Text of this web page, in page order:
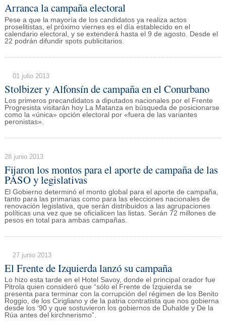
Arranca la campaña electoral
Pese a que la mayoría de los candidatos ya realiza actos
proselitistas, el próximo viernes es el día establecido en el
calendario electoral, y se extenderá hasta el 9 de agosto. Desde el
22 podrán difundir spots publicitarios.
01 julio 2013
Stolbizer y Alfonsín de campaña en el Conurbano
Los primeros precandidatos a diputados nacionales por el Frente
Progresista visitarán hoy La Matanza en búsqueda de posicionarse
como la «única» opción electoral por «fuera de las variantes
peronistas».
28 junio 2013
Fijaron los montos para el aporte de campaña de las
PASO y legislativas
El Gobierno determinó el monto global para el aporte de campaña,
tanto para las primarias como para las elecciones nacionales de
renovación legislativa, que serán distribuidos a las agrupaciones
políticas una vez que se oficialicen las listas. Serán 72 millones de
pesos en total para ambas campañas.
27 junio 2013
El Frente de Izquierda lanzó su campaña
Lo hizo esta tarde en el Hotel Savoy, donde el principal orador fue
Pitrola quien consideró que “sólo el Frente de Izquierda se
presenta para terminar con la corrupción del régimen de los Benito
Roggio, de los Cirigliano y de la patria contratista que nos gobierna
desde los ‘90 y que sostuvieron los gobiernos de Duhalde y De la
Rúa antes del kirchnerismo”.